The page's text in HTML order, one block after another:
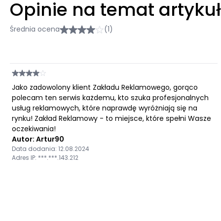
Opinie na temat
Średnia ocena (1)
Jako zadowolony klient Zakładu Reklamowego, gorąco
polecam ten serwis każdemu, kto szuka profesjonalnych
usług reklamowych, które naprawdę wyróżniają się na
rynku! Zakład Reklamowy - to miejsce, które spełni Wasze
oczekiwania!
Autor: Artur90
Data dodania: 12.08.2024
Adres IP: ***.***.143.212